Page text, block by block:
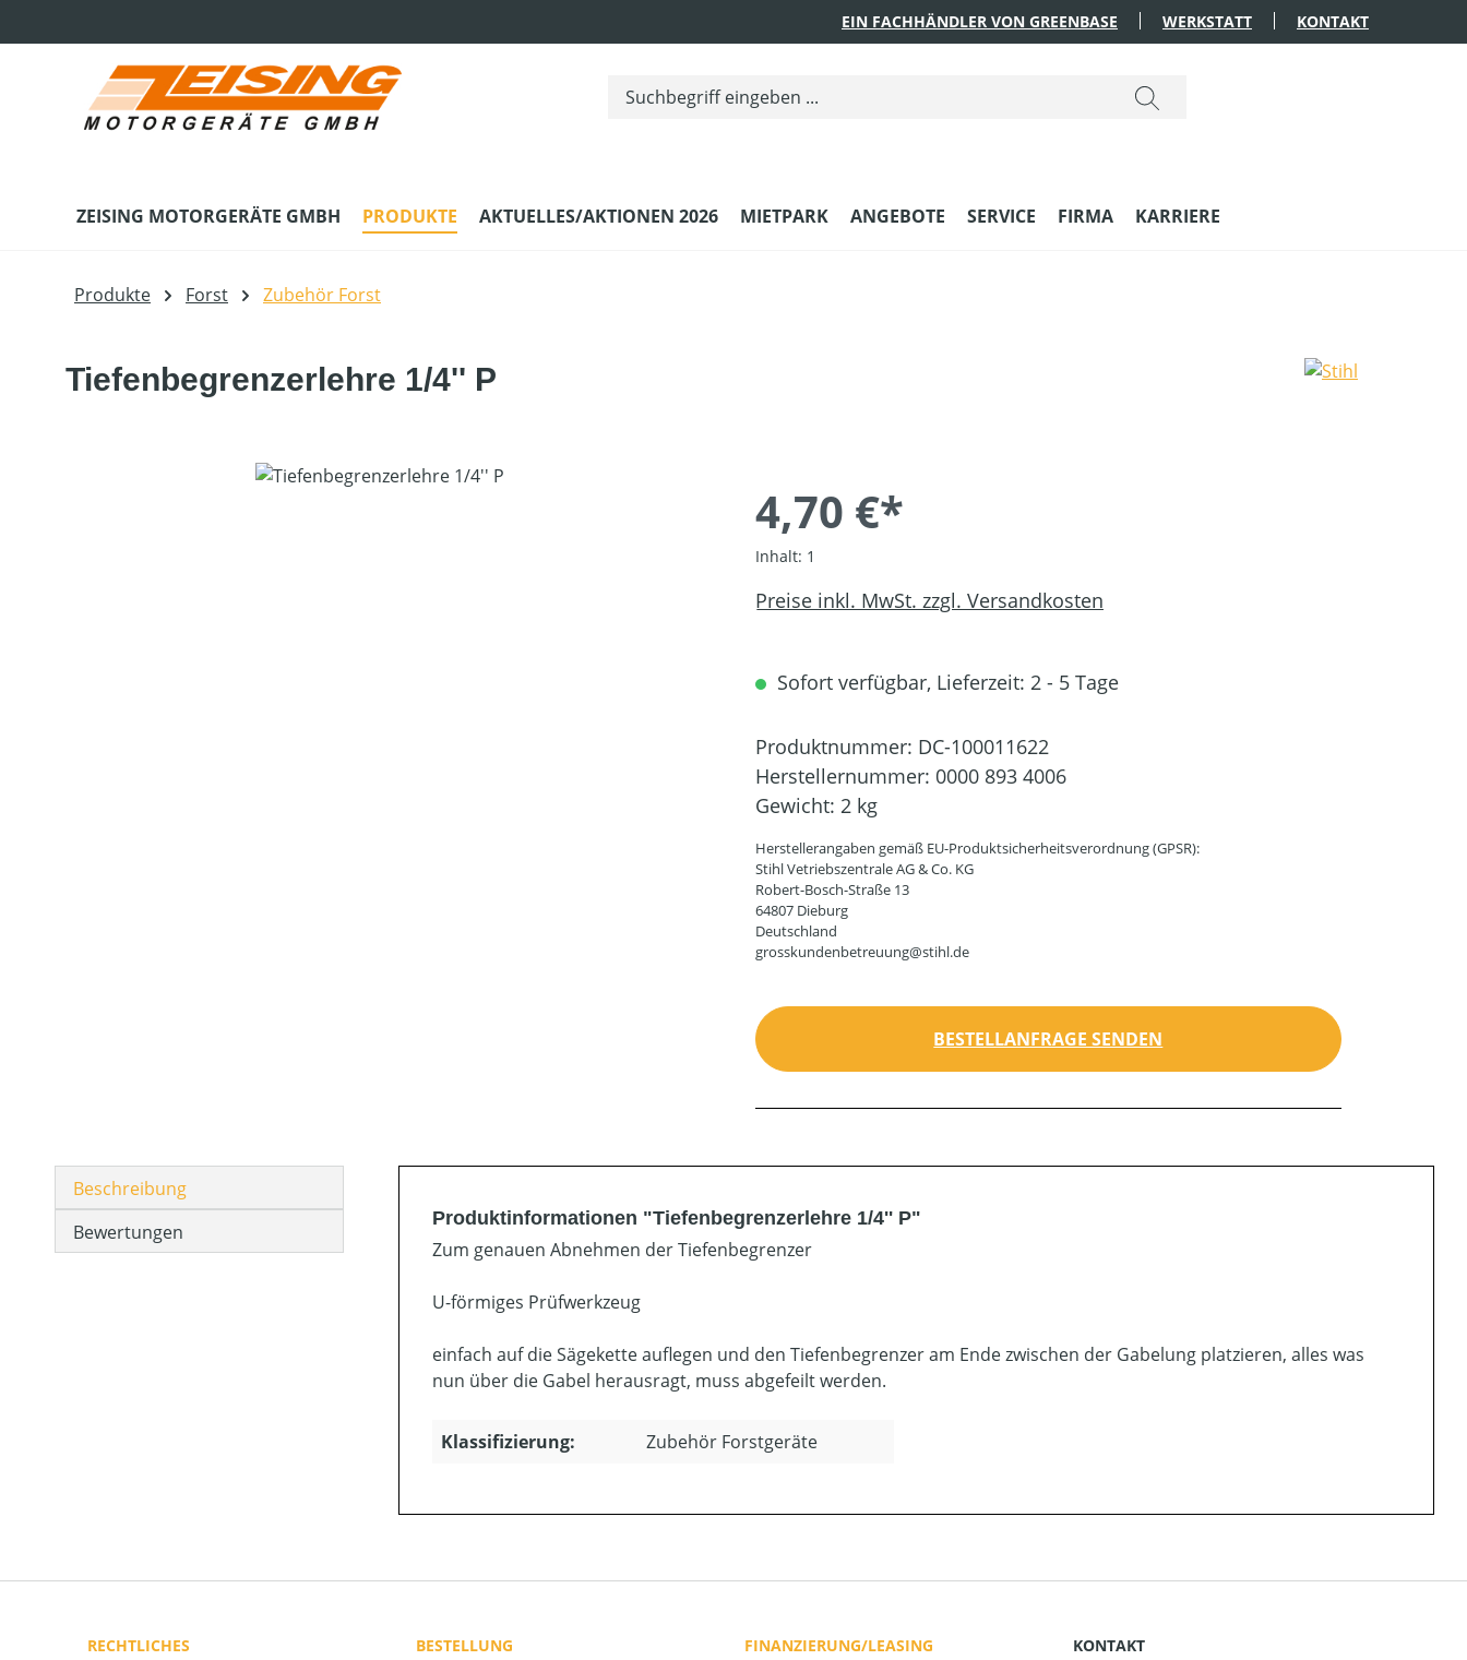
EIN FACHHÄNDLER VON GREENBASE WERKSTATT KONTAKT
ZEISING MOTORGERÄTE GMBH PRODUKTE AKTUELLES/AKTIONEN 2026 MIETPARK ANGEBOTE SERVICE FIRMA KARRIERE
Produkte Forst Zubehör Forst
Tiefenbegrenzerlehre 1/4'' P
Bildergalerie überspringen
4,70 €*
Inhalt: 1
Preise inkl. MwSt. zzgl. Versandkosten
Sofort verfügbar, Lieferzeit: 2 - 5 Tage
Produktnummer: DC-100011622
Herstellernummer: 0000 893 4006
Gewicht: 2 kg
Herstellerangaben gemäß EU-Produktsicherheitsverordnung (GPSR):
Stihl Vetriebszentrale AG & Co. KG
Robert-Bosch-Straße 13
64807 Dieburg
Deutschland
grosskundenbetreuung@stihl.de
BESTELLANFRAGE SENDEN
Beschreibung
Bewertungen
Produktinformationen "Tiefenbegrenzerlehre 1/4'' P"
Zum genauen Abnehmen der Tiefenbegrenzer
U-förmiges Prüfwerkzeug
einfach auf die Sägekette auflegen und den Tiefenbegrenzer am Ende zwischen der Gabelung platzieren, alles was
nun über die Gabel herausragt, muss abgefeilt werden.
Klassifizierung: Zubehör Forstgeräte
RECHTLICHES
BESTELLUNG
FINANZIERUNG/LEASING
KONTAKT